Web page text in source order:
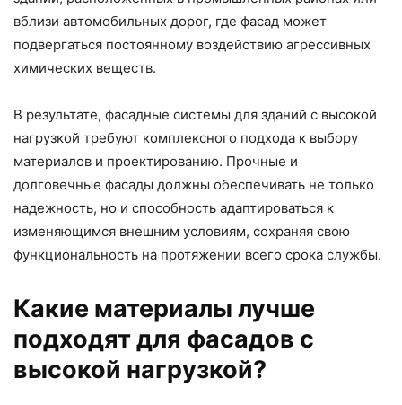
вблизи автомобильных дорог, где фасад может
подвергаться постоянному воздействию агрессивных
химических веществ.
В результате, фасадные системы для зданий с высокой
нагрузкой требуют комплексного подхода к выбору
материалов и проектированию. Прочные и
долговечные фасады должны обеспечивать не только
надежность, но и способность адаптироваться к
изменяющимся внешним условиям, сохраняя свою
функциональность на протяжении всего срока службы.
Какие материалы лучше
подходят для фасадов с
высокой нагрузкой?